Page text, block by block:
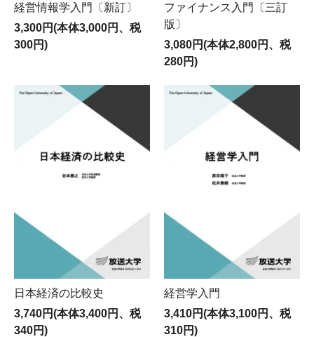
経営情報学入門〔新訂〕
3,300円(本体3,000円、税
300円)
ファイナンス入門〔三訂
版〕
3,080円(本体2,800円、税
280円)
日本経済の比較史
3,740円(本体3,400円、税
340円)
経営学入門
3,410円(本体3,100円、税
310円)